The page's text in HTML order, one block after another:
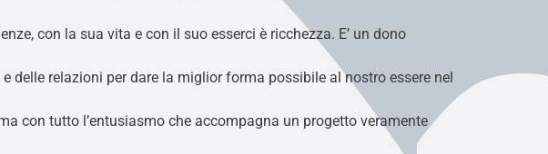
con la sua vita e con il suo esserci è ricchezza. E’ un dono
delle relazioni per dare la miglior forma possibile al nostro essere nel
con tutto l’entusiasmo che accompagna un progetto veramente